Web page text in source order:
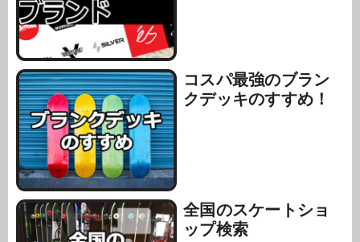
コスパ最強のブラン
クデッキのすすめ！
全国のスケートショ
ップ検索